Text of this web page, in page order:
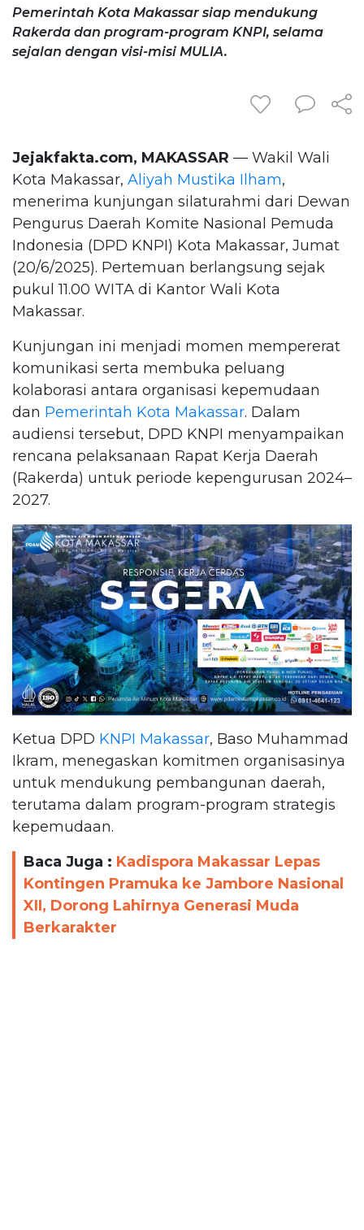
Pemerintah Kota Makassar siap mendukung
Rakerda dan program-program KNPI, selama
sejalan dengan visi-misi MULIA.
Jejakfakta.com, MAKASSAR — Wakil Wali
Kota Makassar, Aliyah Mustika Ilham,
menerima kunjungan silaturahmi dari Dewan
Pengurus Daerah Komite Nasional Pemuda
Indonesia (DPD KNPI) Kota Makassar, Jumat
(20/6/2025). Pertemuan berlangsung sejak
pukul 11.00 WITA di Kantor Wali Kota
Makassar.
Kunjungan ini menjadi momen mempererat
komunikasi serta membuka peluang
kolaborasi antara organisasi kepemudaan
dan Pemerintah Kota Makassar. Dalam
audiensi tersebut, DPD KNPI menyampaikan
rencana pelaksanaan Rapat Kerja Daerah
(Rakerda) untuk periode kepengurusan 2024–
2027.
Ketua DPD KNPI Makassar, Baso Muhammad
Ikram, menegaskan komitmen organisasinya
untuk mendukung pembangunan daerah,
terutama dalam program-program strategis
kepemudaan.
Baca Juga : Kadispora Makassar Lepas
Kontingen Pramuka ke Jambore Nasional
XII, Dorong Lahirnya Generasi Muda
Berkarakter